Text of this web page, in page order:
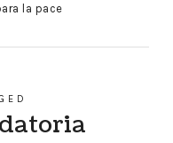
la pace